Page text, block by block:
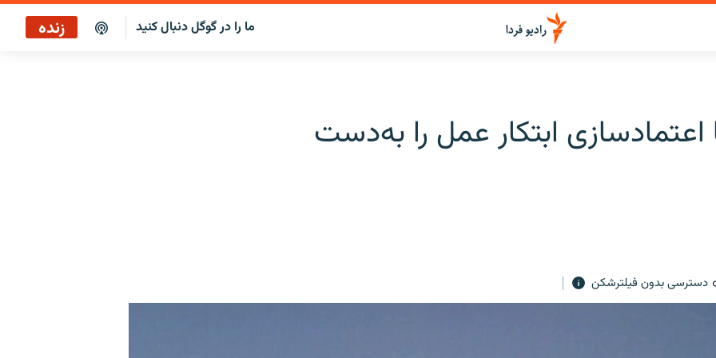
ما را در گوگل دنبال کنید زنده
اعتمادسازی ابتکار عمل را به‌دست
دسترسی بدون فیلترشکن